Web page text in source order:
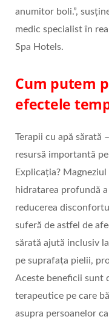
anumitor boli.”,
medic specialist în
Spa Hotels.
Cum putem
efectele
Terapii cu apă sărată
resursă importantă
Explicația?
hidratarea profundă
reducerea
suferă de astfel de
sărată ajută inclusiv
pe suprafața pielii,
Aceste beneficii sunt
terapeutice pe care
asupra persoanelor